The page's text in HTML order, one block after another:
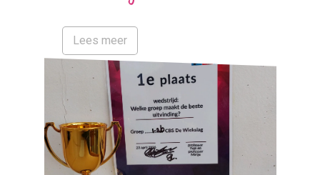
Lees meer